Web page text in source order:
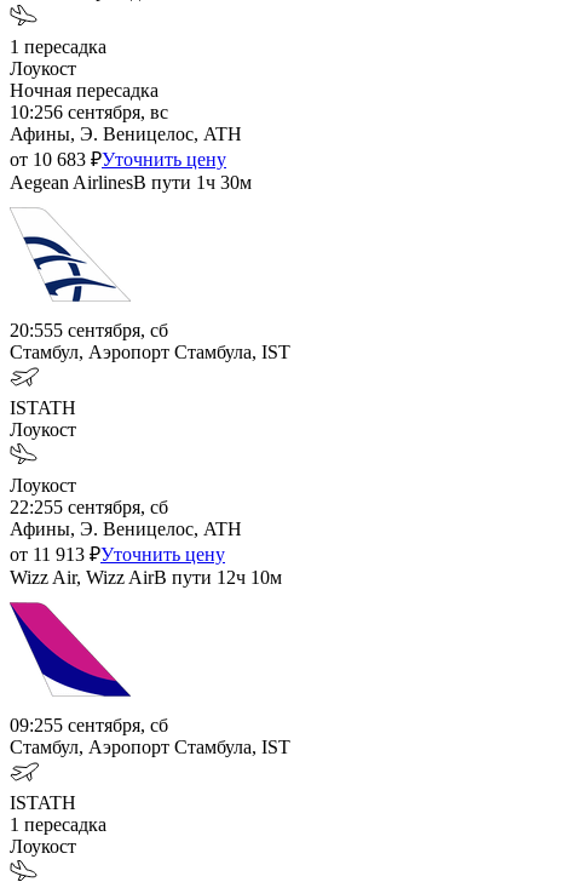
1 пересадка
Лоукост
Ночная пересадка
10:256 сентября, вс
Афины, Э. Веницелос, ATH
от 10 683 ₽Уточнить цену
Aegean AirlinesВ пути 1ч 30м
20:555 сентября, сб
Стамбул, Аэропорт Стамбула, IST
ISTATH
Лоукост
Лоукост
22:255 сентября, сб
Афины, Э. Веницелос, ATH
от 11 913 ₽Уточнить цену
Wizz Air, Wizz AirВ пути 12ч 10м
09:255 сентября, сб
Стамбул, Аэропорт Стамбула, IST
ISTATH
1 пересадка
Лоукост